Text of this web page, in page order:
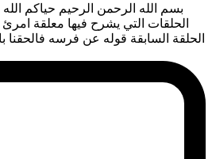
بسم الله الرحمن الرحيم حياكم
الحلقات التي يشرح فيها معلقة
الحلقة السابقة قوله عن فرسه فالحقنا